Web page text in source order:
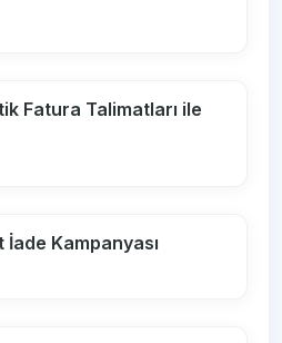
Fatura Talimatları ile
Kampanyası